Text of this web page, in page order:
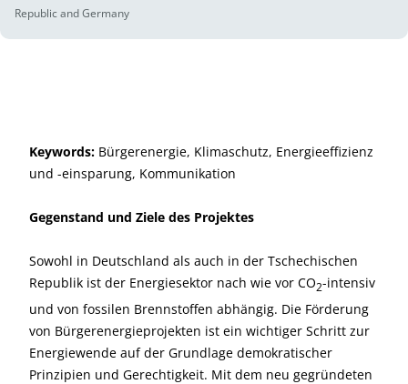
Republic and Germany
Keywords: Bürgerenergie, Klimaschutz, Energieeffizienz
und -einsparung, Kommunikation
Gegenstand und Ziele des Projektes
Sowohl in Deutschland als auch in der Tschechischen
Republik ist der Energiesektor nach wie vor CO2-intensiv
und von fossilen Brennstoffen abhängig. Die Förderung
von Bürgerenergieprojekten ist ein wichtiger Schritt zur
Energiewende auf der Grundlage demokratischer
Prinzipien und Gerechtigkeit. Mit dem neu gegründeten